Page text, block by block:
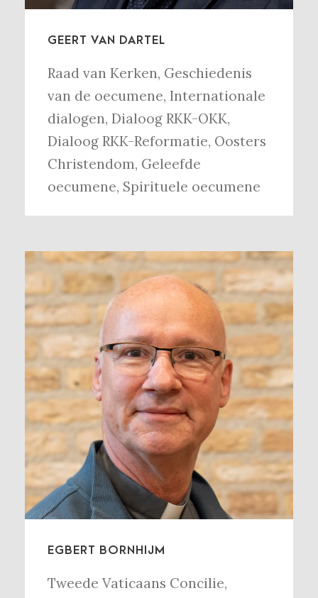
GEERT VAN DARTEL
Raad van Kerken, Geschiedenis
van de oecumene, Internationale
dialogen, Dialoog RKK-OKK,
Dialoog RKK-Reformatie, Oosters
Christendom, Geleefde
oecumene, Spirituele oecumene
EGBERT BORNHIJM
Tweede Vaticaans Concilie,